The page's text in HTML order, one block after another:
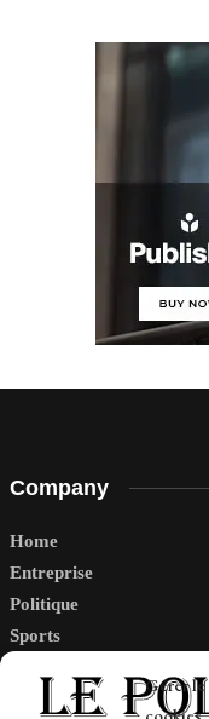
Gérer
Company
Home
Entreprise
Politique
Sports